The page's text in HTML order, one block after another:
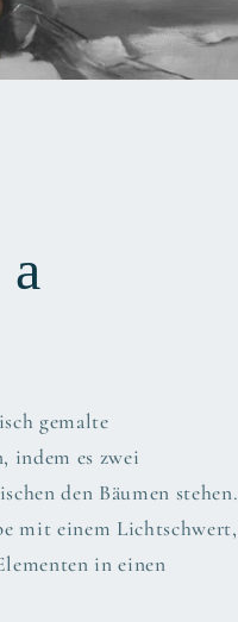
gemalte
indem es zwei
den Bäumen stehen.
mit einem Lichtschwert,
in einen